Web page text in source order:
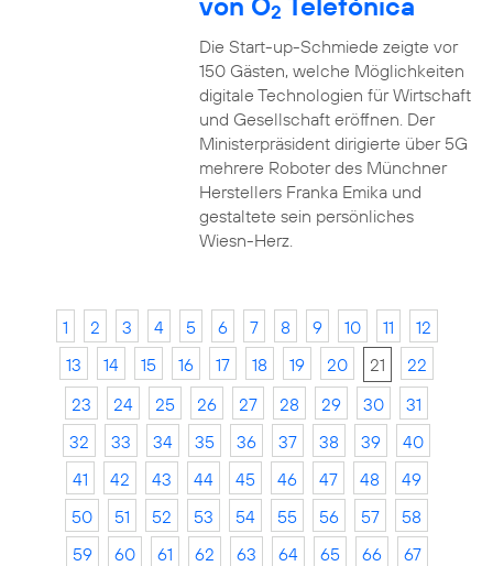
2
Die Start-up-Schmiede zeigte vor
150 Gästen, welche Möglichkeiten
digitale Technologien für Wirtschaft
und Gesellschaft eröffnen. Der
Ministerpräsident dirigierte über 5G
mehrere Roboter des Münchner
Herstellers Franka Emika und
gestaltete sein persönliches
Wiesn-Herz.
1 2 3 4 5 6 7 8 9 10 11
12
13
14 15 16 17 18 19 20 21
22
23
24 25 26 27 28 29 30
31
32
33 34 35 36 37 38 39
40
41
42 43 44 45 46 47 48
49
50
51 52 53 54 55 56 57
58
59
60 61 62 63 64 65 66
67